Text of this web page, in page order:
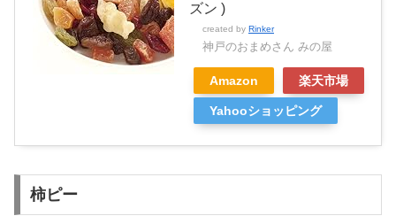
ズン )
created by Rinker
神戸のおまめさん みの屋
Amazon 楽天市場
Yahooショッピング
柿ピー